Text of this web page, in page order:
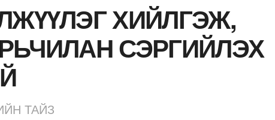
ХИЙЛГЭЖ,
СЭРГИЙЛЭХ
ТАЙЗ